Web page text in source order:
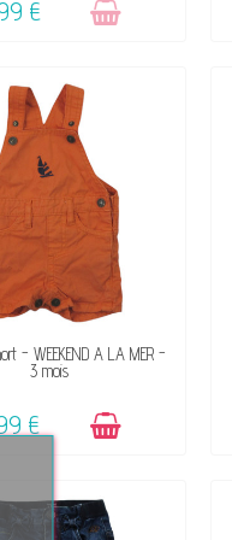
€
DISPONIBLE
- WEEKEND A LA MER -
3 mois
€